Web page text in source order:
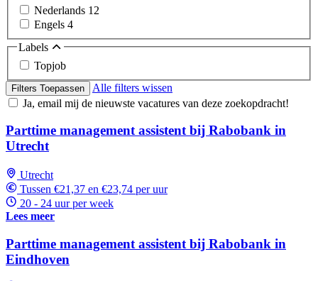
Nederlands 12
Engels 4
Labels
Topjob
Filters Toepassen
Alle filters wissen
Ja, email mij de nieuwste vacatures van deze zoekopdracht!
Parttime management assistent bij Rabobank in
Utrecht
Utrecht
Tussen €21,37 en €23,74 per uur
20 - 24 uur per week
Lees meer
Parttime management assistent bij Rabobank in
Eindhoven